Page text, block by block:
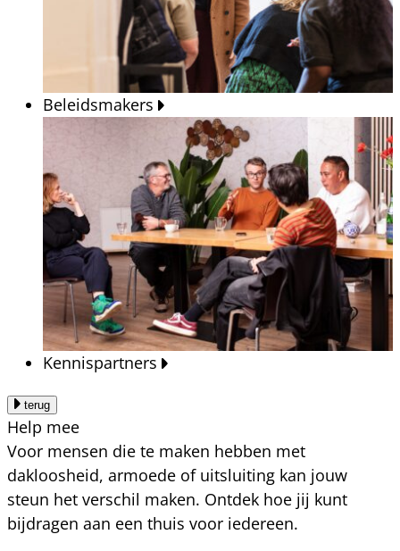
Beleidsmakers
Kennispartners
terug
Help mee
Voor mensen die te maken hebben met
dakloosheid, armoede of uitsluiting kan jouw
steun het verschil maken. Ontdek hoe jij kunt
bijdragen aan een thuis voor iedereen.